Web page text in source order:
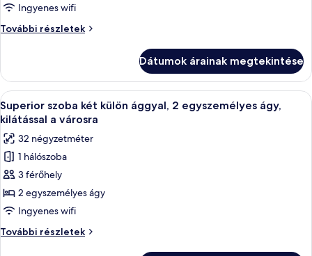
szoba,
1
king
méretű)
franciaágy,
kilátással
a
városra
Ingyenes wifi
További részletek
Superior
(extra
méretű)
franciaágy,
kilátással
városra
további
részletei
Dátumok árainak megtekintése
A
következő
szoba
összes
képének
megtekintése:
Superior
szoba
két
külön
Egy szállodai szoba, amelyben egy
6
Superior szoba két külön ággyal, 2 egyszemélyes ágy,
kilátással a városra
32 négyzetméter
1 hálószoba
3 férőhely
2 egyszemélyes ágy
Ingyenes wifi
További részletek
Superior